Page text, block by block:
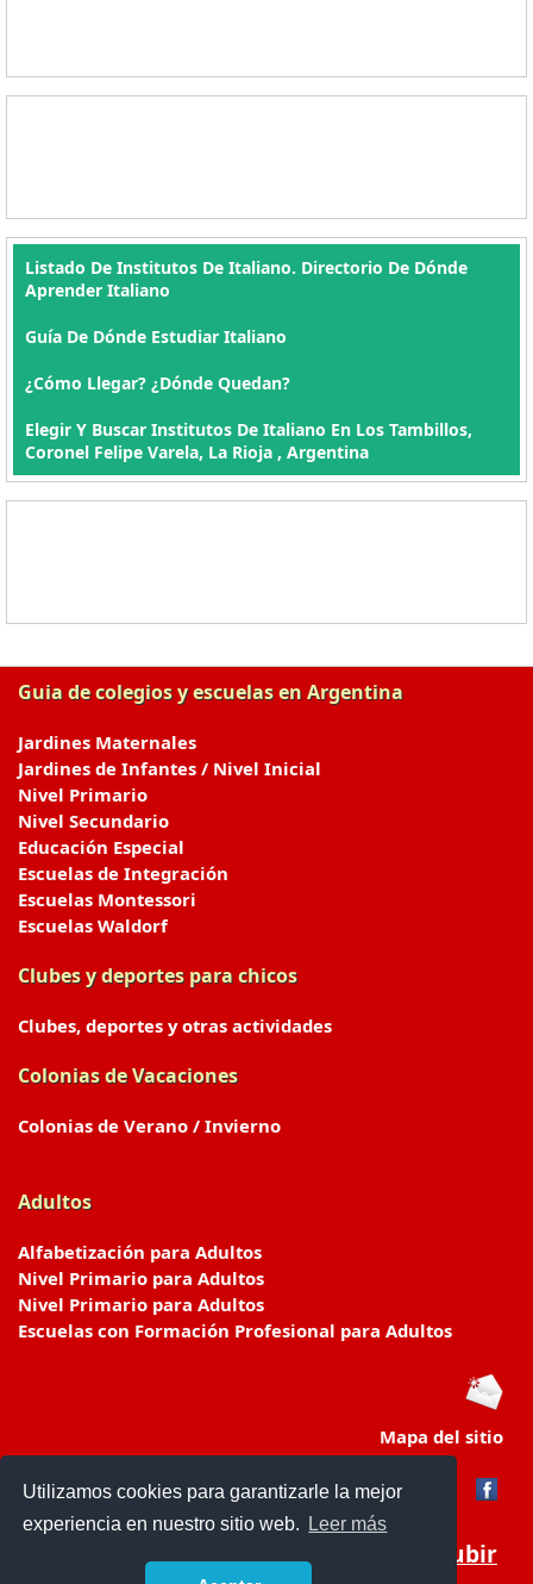
Utilizamos cookies para garantizarle la mejor
experiencia en nuestro sitio web.
Leer más
Listado De Institutos De Italiano. Directorio De Dónde
Aprender Italiano
Guía De Dónde Estudiar Italiano
¿Cómo Llegar? ¿Dónde Quedan?
Elegir Y Buscar Institutos De Italiano En Los Tambillos,
Coronel Felipe Varela, La Rioja , Argentina
Guia de colegios y escuelas en Argentina
Jardines Maternales
Jardines de Infantes / Nivel Inicial
Nivel Primario
Nivel Secundario
Educación Especial
Escuelas de Integración
Escuelas Montessori
Escuelas Waldorf
Clubes y deportes para chicos
Clubes, deportes y otras actividades
Colonias de Vacaciones
Colonias de Verano / Invierno
Adultos
Alfabetización para Adultos
Nivel Primario para Adultos
Nivel Primario para Adultos
Escuelas con Formación Profesional para Adultos
Mapa del sitio
Subir